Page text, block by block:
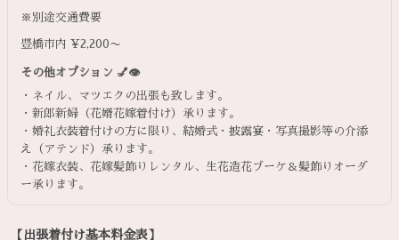
※別途交通費要
豊橋市内 ¥2,200〜
その他オプション 💅👁️
・ネイル、マツエクの出張も致します。
・新郎新婦（花婿花嫁着付け）承ります。
・婚礼衣装着付けの方に限り、結婚式・披露宴・写真撮影等の介添
え（アテンド）承ります。
・花嫁衣装、花嫁髪飾りレンタル、生花造花ブーケ＆髪飾りオーダ
ー承ります。
【出張着付け基本料金表】